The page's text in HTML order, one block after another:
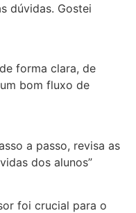
dúvidas. Gostei
forma clara, de
bom fluxo de
a passo, revisa as
dos alunos”
foi crucial para o